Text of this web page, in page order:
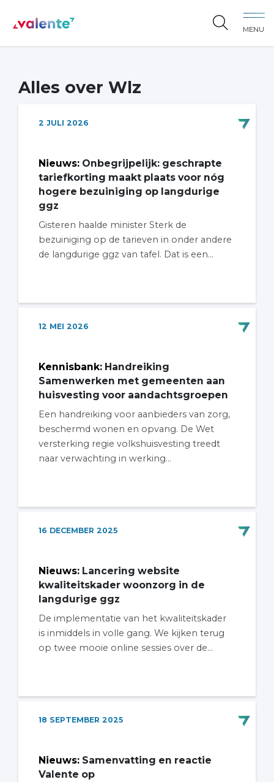
MENU
Alles over Wlz
2 JULI 2026
Nieuws: Onbegrijpelijk: geschrapte
tariefkorting maakt plaats voor nóg
hogere bezuiniging op langdurige
ggz
Gisteren haalde minister Sterk de
bezuiniging op de tarieven in onder andere
de langdurige ggz van tafel. Dat is een...
12 MEI 2026
Kennisbank: Handreiking
Samenwerken met gemeenten aan
huisvesting voor aandachtsgroepen
Een handreiking voor aanbieders van zorg,
beschermd wonen en opvang. De Wet
versterking regie volkshuisvesting treedt
naar verwachting in werking...
16 DECEMBER 2025
Nieuws: Lancering website
kwaliteitskader woonzorg in de
langdurige ggz
De implementatie van het kwaliteitskader
is inmiddels in volle gang. We kijken terug
op twee mooie online sessies over de...
18 SEPTEMBER 2025
Nieuws: Samenvatting en reactie
Valente op